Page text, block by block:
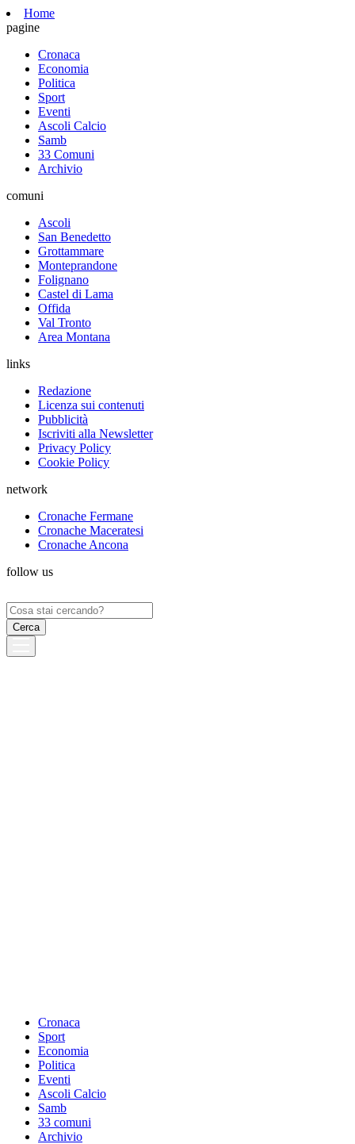
Home
pagine
Cronaca
Economia
Politica
Sport
Eventi
Ascoli Calcio
Samb
33 Comuni
Archivio
comuni
Ascoli
San Benedetto
Grottammare
Monteprandone
Folignano
Castel di Lama
Offida
Val Tronto
Area Montana
links
Redazione
Licenza sui contenuti
Pubblicità
Iscriviti alla Newsletter
Privacy Policy
Cookie Policy
network
Cronache Fermane
Cronache Maceratesi
Cronache Ancona
follow us
Ricerca
per:
Cronaca
Sport
Economia
Politica
Eventi
Ascoli Calcio
Samb
33 comuni
Archivio